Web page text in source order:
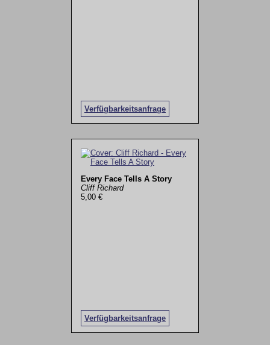
Verfügbarkeitsanfrage
Every Face Tells A Story
Cliff Richard
5,00 €
Verfügbarkeitsanfrage